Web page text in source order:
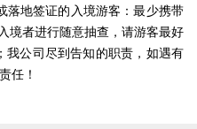
落地签证的入境游客：最少携带
境者进行随意抽查，请游客最好
我公司尽到告知的职责，如遇有
任！